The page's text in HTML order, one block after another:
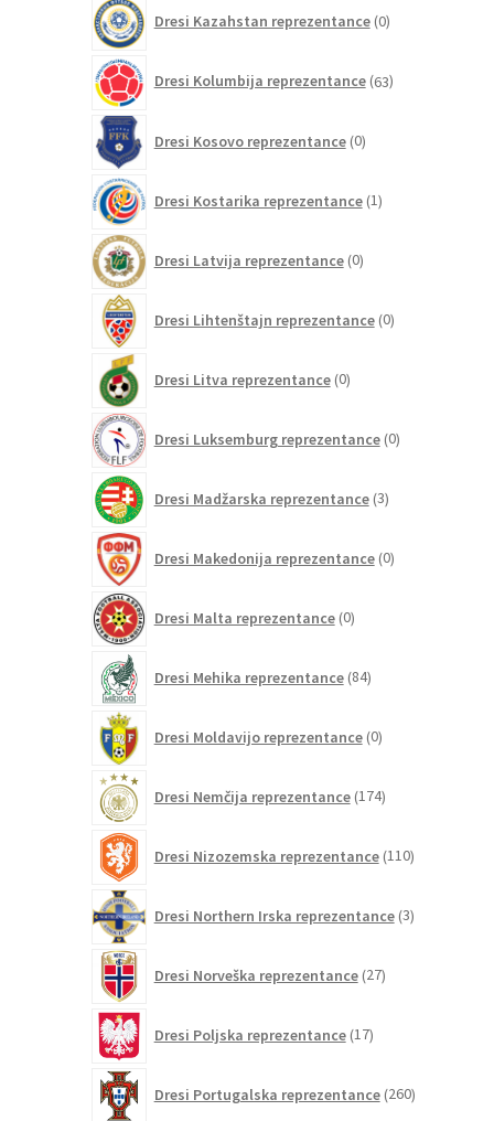
Dresi Kazahstan reprezentance 0izdelkov
Dresi Kolumbija reprezentance 63izdelkov
Dresi Kosovo reprezentance 0izdelkov
Dresi Kostarika reprezentance 1izdelek
Dresi Latvija reprezentance 0izdelkov
Dresi Lihtenštajn reprezentance 0izdelkov
Dresi Litva reprezentance 0izdelkov
Dresi Luksemburg reprezentance 0izdelkov
Dresi Madžarska reprezentance 3izdelki
Dresi Makedonija reprezentance 0izdelkov
Dresi Malta reprezentance 0izdelkov
Dresi Mehika reprezentance 84izdelkov
Dresi Moldavijo reprezentance 0izdelkov
Dresi Nemčija reprezentance 174izdelkov
Dresi Nizozemska reprezentance 110izdelkov
Dresi Northern Irska reprezentance 3izdelki
Dresi Norveška reprezentance 27izdelkov
Dresi Poljska reprezentance 17izdelkov
Dresi Portugalska reprezentance 260izdelkov